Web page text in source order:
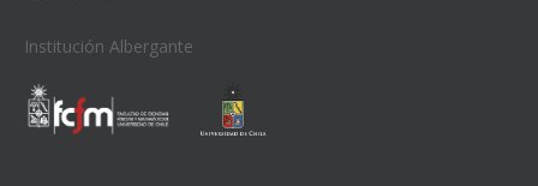
Institución Albergante